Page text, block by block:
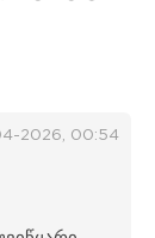
2026, 00:54